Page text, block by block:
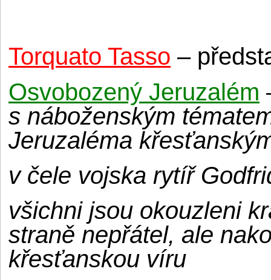
Torquato Tasso –
Osvobozený Jeruzalém
s náboženským
Jeruzaléma
v čele vojska rytíř
všichni jsou okouzleni
straně nepřátel, ale
křesťanskou víru